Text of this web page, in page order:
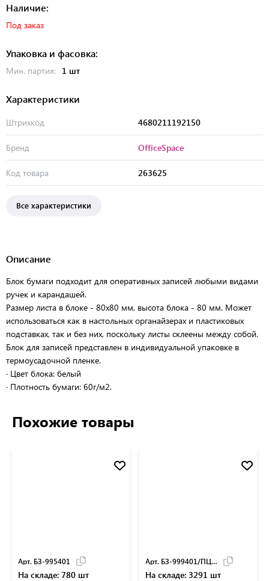
Наличие:
Под заказ
Упаковка и фасовка:
Мин. партия: 1 шт
Характеристики
Штрихкод 4680211192150
Бренд OfficeSpace
Код товара 263625
Все характеристики
Описание
Блок бумаги подходит для оперативных записей любыми видами
ручек и карандашей.
Размер листа в блоке - 80х80 мм, высота блока - 80 мм. Может
использоваться как в настольных органайзерах и пластиковых
подставках, так и без них, поскольку листы склеены между собой.
Блок для записей представлен в индивидуальной упаковке в
термоусадочной пленке.
∙ Цвет блока: белый
∙ Плотность бумаги: 60г/м2.
Похожие товары
Арт. БЗ-995401
На складе: 780 шт
Арт. БЗ-999401/ПЦ41
На складе: 3291 шт